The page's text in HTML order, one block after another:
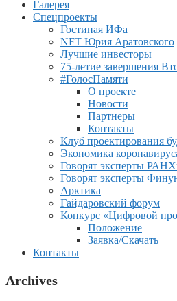
Галерея
Спецпроекты
Гостиная ИФа
NFT Юрия Аратовского
Лучшие инвесторы
75-летие завершения
#ГолосПамяти
О проекте
Новости
Партнеры
Контакты
Клуб проектирования
Экономика
Говорят эксперты
Говорят эксперты
Арктика
Гайдаровский форум
Конкурс «Цифровой
Положение
Заявка/Скачать
Контакты
Archives